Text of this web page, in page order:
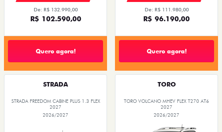
De: R$ 132.990,00
R$ 102.590,00
Quero agora!
De: R$ 111.980,00
R$ 96.190,00
Quero agora!
STRADA
STRADA FREEDOM CABINE PLUS 1.3 FLEX
2027
2026/2027
TORO
TORO VOLCANO MHEV FLEX T270 AT6
2027
2026/2027